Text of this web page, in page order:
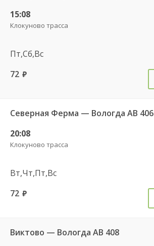
15:08
Клокуново трасса
Пт,Сб,Вс
72 руб.
Северная Ферма — Вологда АВ 406
20:08
Клокуново трасса
Вт,Чт,Пт,Вс
72 руб.
Виктово — Вологда АВ 408